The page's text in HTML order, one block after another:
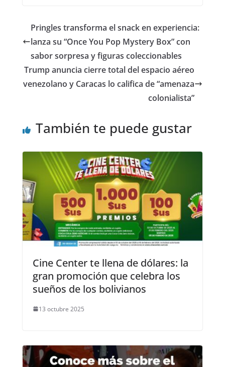
Pringles transforma el snack en experiencia:
lanza su “Once You Pop Mystery Box” con
sabor sorpresa y figuras coleccionables
Trump anuncia cierre total del espacio aéreo
venezolano y Caracas lo califica de “amenaza
colonialista”
También te puede gustar
Cine Center te llena de dólares: la
gran promoción que celebra los
sueños de los bolivianos
13 octubre 2025